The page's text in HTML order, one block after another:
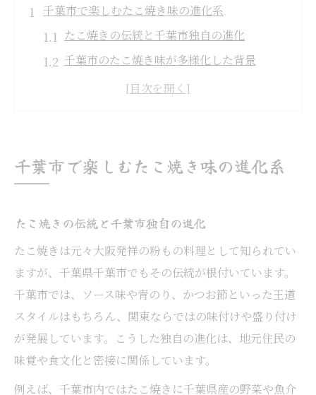
千葉市で楽しむたこ焼き味の進化系
たこ焼きの伝統と千葉市独自の進化
千葉市のたこ焼き味が多様化した背景
地元で広がる新感覚たこ焼きの魅力
ソース以外も豊富！ユニークなたこ焼きを追求
ソース以外に注目したたこ焼き味変術
チーズやカレー風味たこ焼きの実力とは
個性派トッピングが光るたこ焼き体験記
たこ焼き好き必見の千葉市アレンジ術
千葉市のたこ焼きアレンジが注目される理
由
千葉市で楽しむたこ焼き味の進化系
たこ焼きの伝統と千葉市独自の進化
たこ焼きは元々大阪発祥の粉もの料理として知られてい
ますが、千葉県千葉市でもその伝統が根付いています。
千葉市では、ソース味や青のり、かつお節といった王道
スタイルはもちろん、関東ならではの味付けや盛り付け
が発展しています。こうした独自の進化は、地元住民の
味覚や食文化と密接に関係しています。
例えば、千葉市内ではたこ焼きに千葉県産の野菜や魚介